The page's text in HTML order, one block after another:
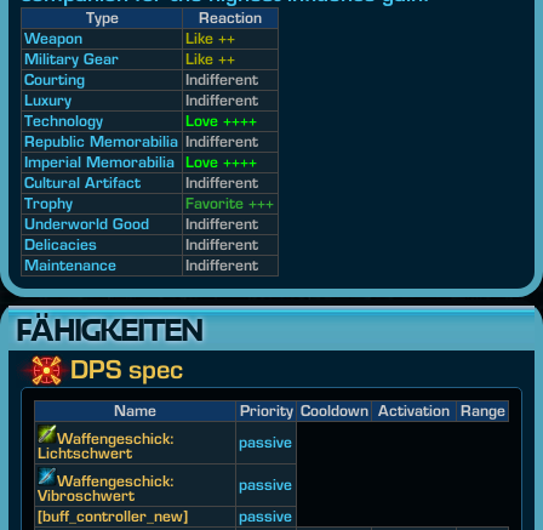
Type
Reaction
Weapon
Like ++
Military Gear
Like ++
Courting
Indifferent
Luxury
Indifferent
Technology
Love ++++
Republic Memorabilia Indifferent
Imperial Memorabilia
Love ++++
Cultural Artifact
Indifferent
Trophy
Favorite +++
Underworld Good
Indifferent
Delicacies
Indifferent
Maintenance
Indifferent
FÄHIGKEITEN
DPS spec
Name Priority Cooldown Activation Range
Waffengeschick:
Lichtschwert
passive
Waffengeschick:
Vibroschwert
passive
[buff_controller_new]
passive